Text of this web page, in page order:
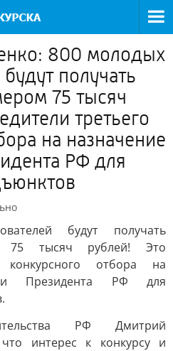
800 молодых
получать
75 тысяч
третьего
на назначение
РФ для
будут получать
75 тысяч рублей! Это
конкурсного отбора на
Президента РФ для
РФ Дмитрий
интерес к конкурсу и